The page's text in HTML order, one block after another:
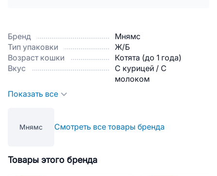
Бренд
Мнямс
Тип упаковки
Ж/Б
Возраст кошки
Котята (до 1 года)
Вкус
С курицей / С
молоком
Показать все
Мнямс Смотреть все товары бренда
Товары этого бренда